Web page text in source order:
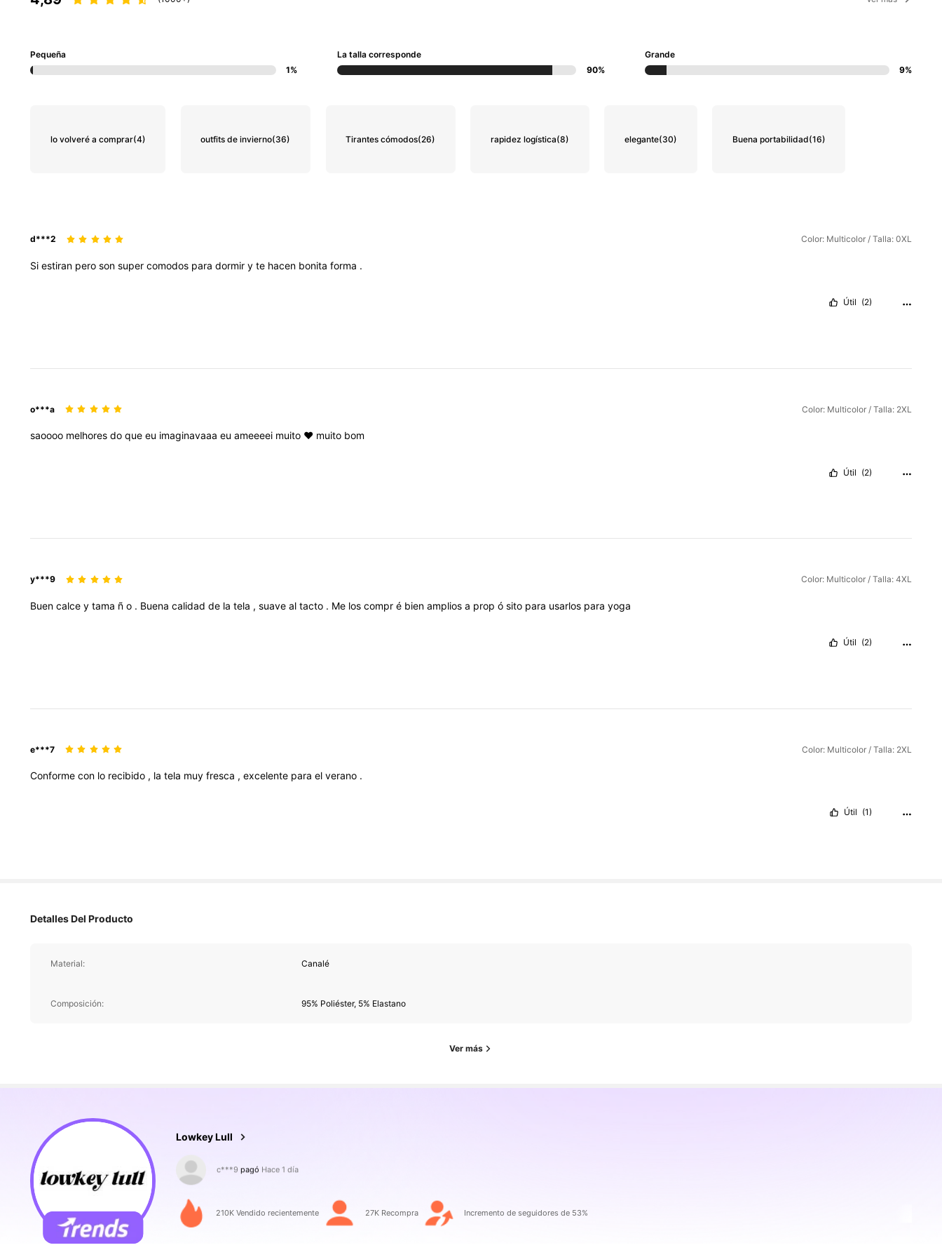
Pequeña
1%
La talla corresponde
90%
Grande
9%
lo volveré a comprar(4) outfits de invierno(36) Tirantes cómodos(26) rapidez logística(8) elegante(30) Buena portabilidad(16)
d***2 Color: Multicolor / Talla: 0XL
Si estiran pero son super comodos para dormir y te hacen bonita forma .
Útil (2)
o***a Color: Multicolor / Talla: 2XL
saoooo melhores do que eu imaginavaaa eu ameeeei muito ❤️ muito bom
Útil (2)
y***9 Color: Multicolor / Talla: 4XL
Buen calce y tama ñ o . Buena calidad de la tela , suave al tacto . Me los compr é bien amplios a prop ó sito para usarlos para yoga
Útil (2)
e***7 Color: Multicolor / Talla: 2XL
Conforme con lo recibido , la tela muy fresca , excelente para el verano .
Útil (1)
Detalles Del Producto
Material: Canalé
Composición: 95% Poliéster, 5% Elastano
Ver más
Lowkey Lull
e***zseguidoHace 1 horas
210K Vendido recientemente 27K Recompra Incremento de seguidores de 53%